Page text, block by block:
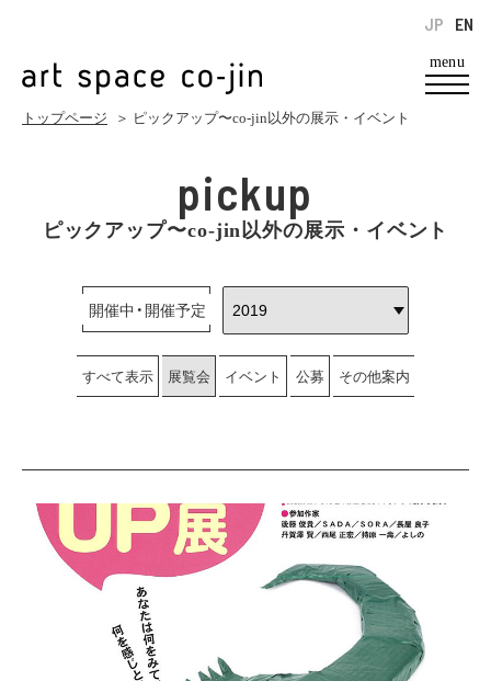
menu
EN
JP
トップページ ＞ ピックアップ〜co-jin以外の展示・イベント
pickup
ピックアップ〜co-jin以外の展示・イベント
開催中・開催予定
すべて表示 展覧会 イベント 公募 その他案内